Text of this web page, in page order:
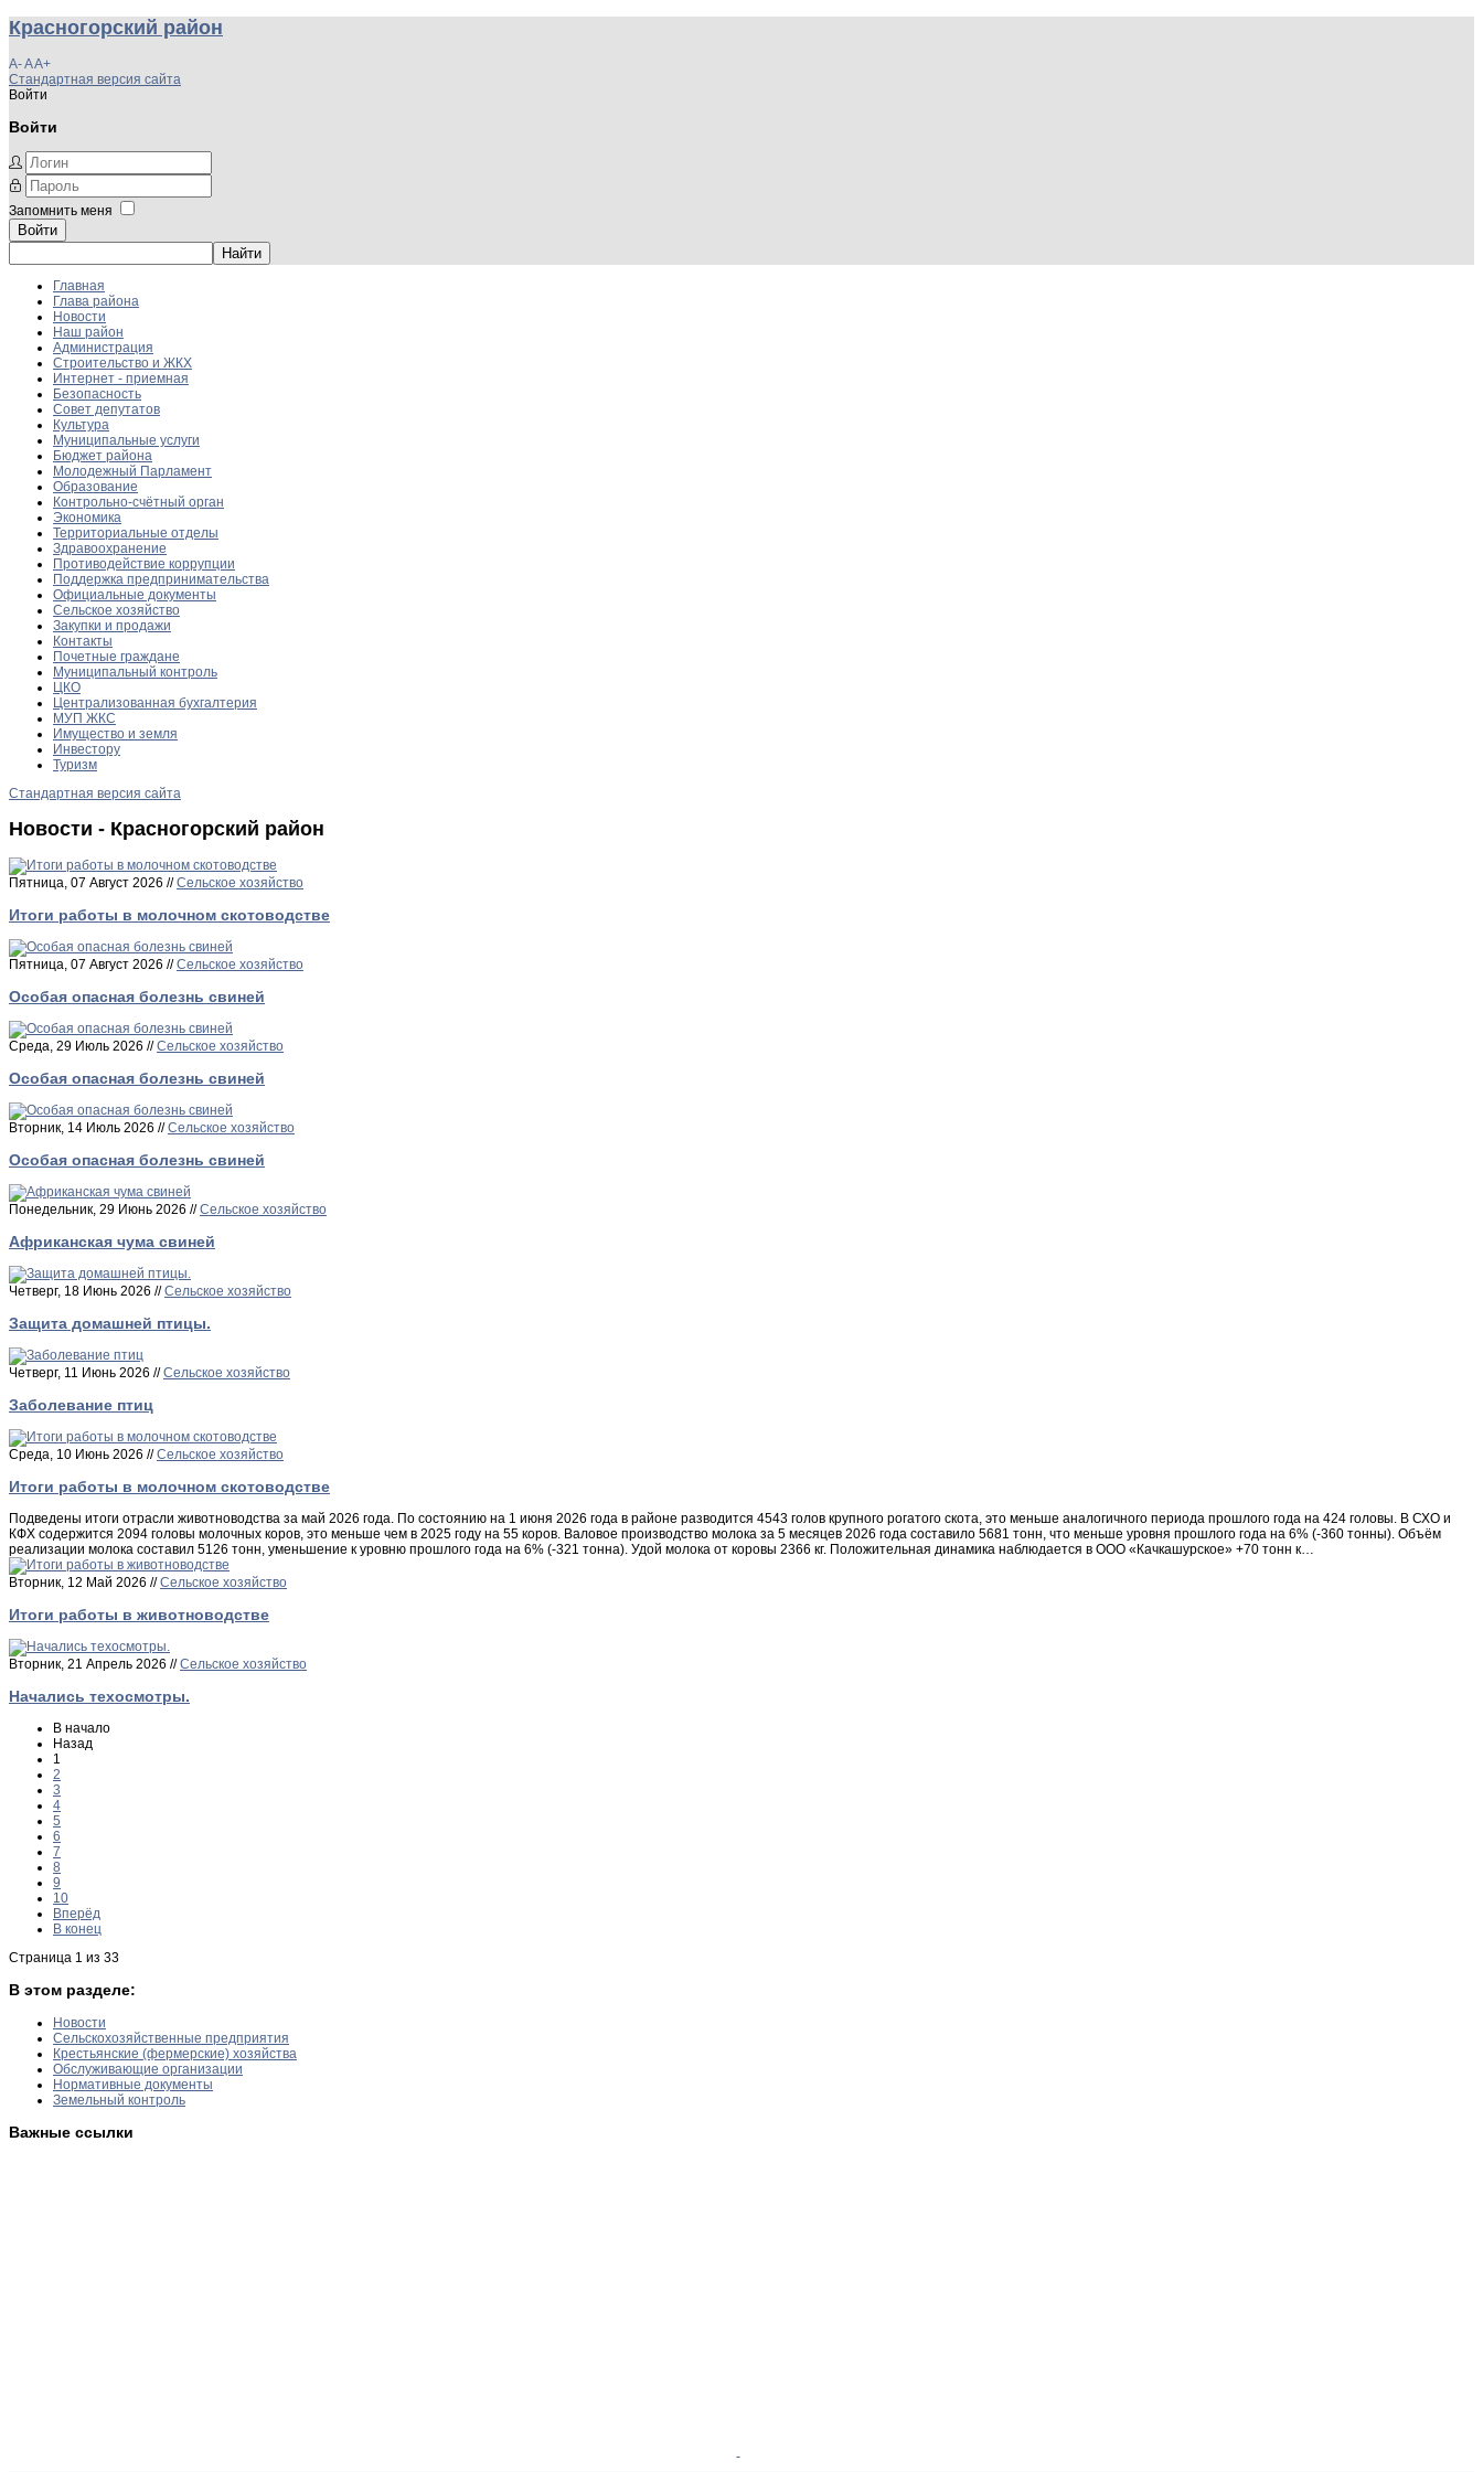
Красногорский район
A-AA+
Стандартная версия сайта
Войти
Войти
Запомнить меня
Войти
Главная
Глава района
Новости
Наш район
Администрация
Строительство и ЖКХ
Интернет - приемная
Безопасность
Совет депутатов
Культура
Муниципальные услуги
Бюджет района
Молодежный Парламент
Образование
Контрольно-счётный орган
Экономика
Территориальные отделы
Здравоохранение
Противодействие коррупции
Поддержка предпринимательства
Официальные документы
Сельское хозяйство
Закупки и продажи
Контакты
Почетные граждане
Муниципальный контроль
ЦКО
Централизованная бухгалтерия
МУП ЖКС
Имущество и земля
Инвестору
Туризм
Стандартная версия сайта
Новости - Красногорский район
Пятница, 07 Август 2026 //Сельское хозяйство
Итоги работы в молочном скотоводстве
Пятница, 07 Август 2026 //Сельское хозяйство
Особая опасная болезнь свиней
Среда, 29 Июль 2026 //Сельское хозяйство
Особая опасная болезнь свиней
Вторник, 14 Июль 2026 //Сельское хозяйство
Особая опасная болезнь свиней
Понедельник, 29 Июнь 2026 //Сельское хозяйство
Aфриканская чума свиней
Четверг, 18 Июнь 2026 //Сельское хозяйство
Защита домашней птицы.
Четверг, 11 Июнь 2026 //Сельское хозяйство
Заболевание птиц
Среда, 10 Июнь 2026 //Сельское хозяйство
Итоги работы в молочном скотоводстве
Подведены итоги отрасли животноводства за май 2026 года. По состоянию на 1 июня 2026 года в районе разводится 4543 голов крупного рогатого скота, это меньше аналогичного периода прошлого года на 424 головы. В СХО и
КФХ содержится 2094 головы молочных коров, это меньше чем в 2025 году на 55 коров. Валовое производство молока за 5 месяцев 2026 года составило 5681 тонн, что меньше уровня прошлого года на 6% (-360 тонны). Объём
реализации молока составил 5126 тонн, уменьшение к уровню прошлого года на 6% (-321 тонна). Удой молока от коровы 2366 кг. Положительная динамика наблюдается в ООО «Качкашурское» +70 тонн к…
Вторник, 12 Май 2026 //Сельское хозяйство
Итоги работы в животноводстве
Вторник, 21 Апрель 2026 //Сельское хозяйство
Начались техосмотры.
В начало
Назад
1
2
3
4
5
6
7
8
9
10
Вперёд
В конец
Страница 1 из 33
В этом разделе:
Новости
Сельскохозяйственные предприятия
Крестьянские (фермерские) хозяйства
Обслуживающие организации
Нормативные документы
Земельный контроль
Важные ссылки